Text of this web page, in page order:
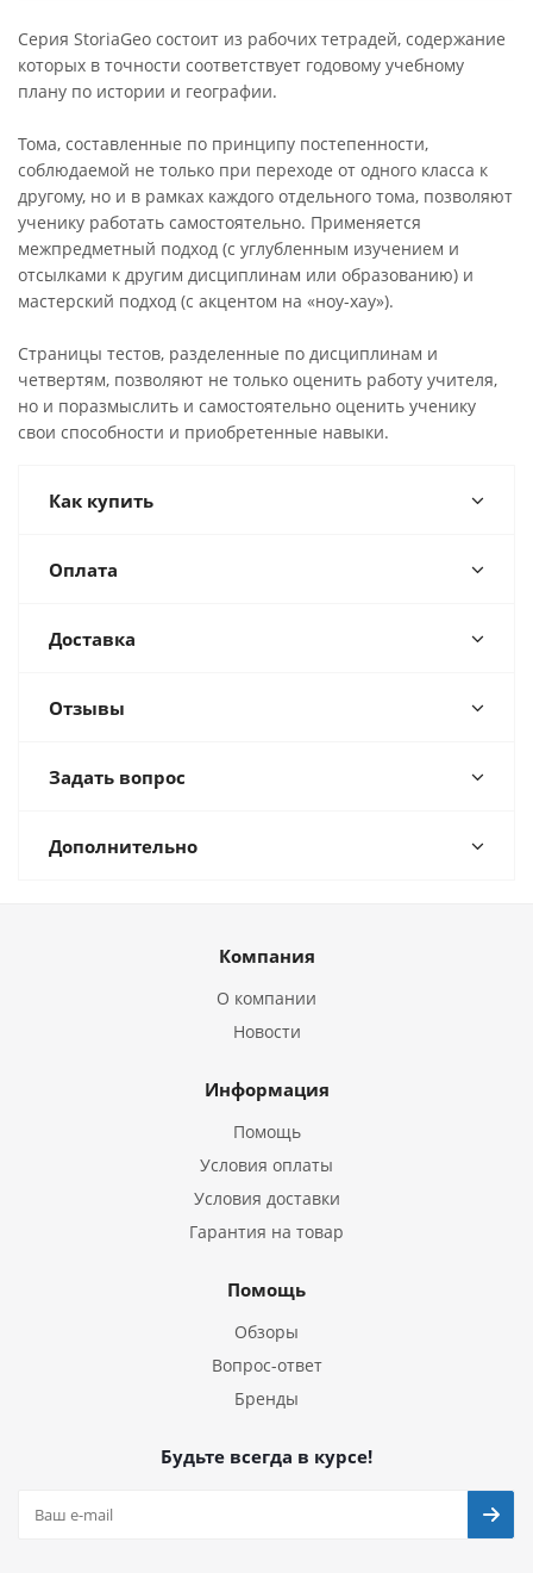
Серия StoriaGeo состоит из рабочих тетрадей, содержание
которых в точности соответствует годовому учебному
плану по истории и географии.
Тома, составленные по принципу постепенности,
соблюдаемой не только при переходе от одного класса к
другому, но и в рамках каждого отдельного тома, позволяют
ученику работать самостоятельно. Применяется
межпредметный подход (с углубленным изучением и
отсылками к другим дисциплинам или образованию) и
мастерский подход (с акцентом на «ноу-хау»).
Страницы тестов, разделенные по дисциплинам и
четвертям, позволяют не только оценить работу учителя,
но и поразмыслить и самостоятельно оценить ученику
свои способности и приобретенные навыки.
Как купить
Оплата
Доставка
Отзывы
Задать вопрос
Дополнительно
Компания
О компании
Новости
Информация
Помощь
Условия оплаты
Условия доставки
Гарантия на товар
Помощь
Обзоры
Вопрос-ответ
Бренды
Будьте всегда в курсе!